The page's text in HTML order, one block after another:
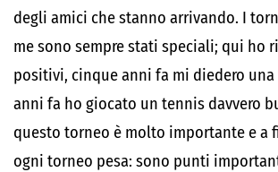
degli amici che stanno arrivando. I
me sono sempre stati speciali; qui ho
positivi, cinque anni fa mi diedero una
anni fa ho giocato un tennis davvero
questo torneo è molto importante e a
ogni torneo pesa: sono punti